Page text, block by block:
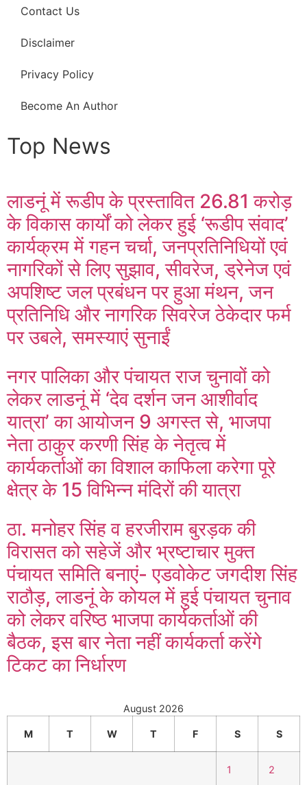
Contact Us
Disclaimer
Privacy Policy
Become An Author
Top News
लाडनूं में रूडीप के प्रस्तावित 26.81 करोड़
के विकास कार्यों को लेकर हुई ‘रूडीप संवाद’
कार्यक्रम में गहन चर्चा, जनप्रतिनिधियों एवं
नागरिकों से लिए सुझाव, सीवरेज, ड्रेनेज एवं
अपशिष्ट जल प्रबंधन पर हुआ मंथन, जन
प्रतिनिधि और नागरिक सिवरेज ठेकेदार फर्म
पर उबले, समस्याएं सुनाईं
नगर पालिका और पंचायत राज चुनावों को
लेकर लाडनूं में ‘देव दर्शन जन आशीर्वाद
यात्रा’ का आयोजन 9 अगस्त से, भाजपा
नेता ठाकुर करणी सिंह के नेतृत्व में
कार्यकर्ताओं का विशाल काफिला करेगा पूरे
क्षेत्र के 15 विभिन्न मंदिरों की यात्रा
ठा. मनोहर सिंह व हरजीराम बुरड़क की
विरासत को सहेजें और भ्रष्टाचार मुक्त
पंचायत समिति बनाएं- एडवोकेट जगदीश सिंह
राठौड़, लाडनूं के कोयल में हुई पंचायत चुनाव
को लेकर वरिष्ठ भाजपा कार्यकर्ताओं की
बैठक, इस बार नेता नहीं कार्यकर्ता करेंगे
टिकट का निर्धारण
August 2026
M T W T F S S
1 2